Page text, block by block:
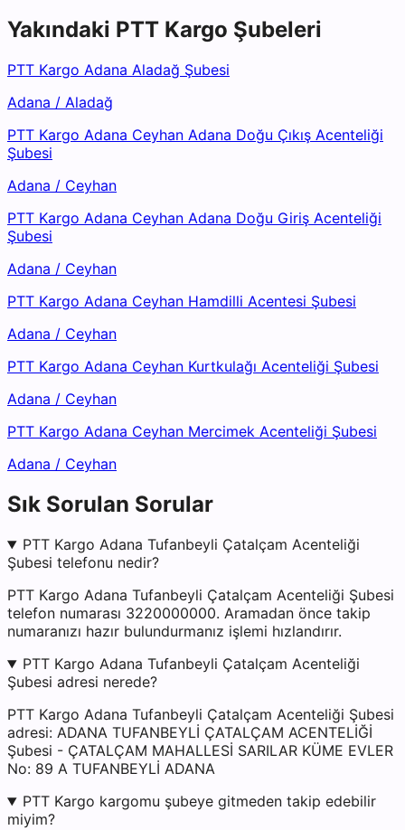
Yakındaki PTT Kargo Şubeleri
PTT Kargo Adana Aladağ Şubesi
Adana / Aladağ
PTT Kargo Adana Ceyhan Adana Doğu Çıkış Acenteliği
Şubesi
Adana / Ceyhan
PTT Kargo Adana Ceyhan Adana Doğu Giriş Acenteliği
Şubesi
Adana / Ceyhan
PTT Kargo Adana Ceyhan Hamdilli Acentesi Şubesi
Adana / Ceyhan
PTT Kargo Adana Ceyhan Kurtkulağı Acenteliği Şubesi
Adana / Ceyhan
PTT Kargo Adana Ceyhan Mercimek Acenteliği Şubesi
Adana / Ceyhan
Sık Sorulan Sorular
PTT Kargo Adana Tufanbeyli Çatalçam Acenteliği
Şubesi telefonu nedir?
PTT Kargo Adana Tufanbeyli Çatalçam Acenteliği Şubesi
telefon numarası 3220000000. Aramadan önce takip
numaranızı hazır bulundurmanız işlemi hızlandırır.
PTT Kargo Adana Tufanbeyli Çatalçam Acenteliği
Şubesi adresi nerede?
PTT Kargo Adana Tufanbeyli Çatalçam Acenteliği Şubesi
adresi: ADANA TUFANBEYLİ ÇATALÇAM ACENTELİĞİ
Şubesi - ÇATALÇAM MAHALLESİ SARILAR KÜME EVLER
No: 89 A TUFANBEYLİ ADANA
PTT Kargo kargomu şubeye gitmeden takip edebilir
miyim?